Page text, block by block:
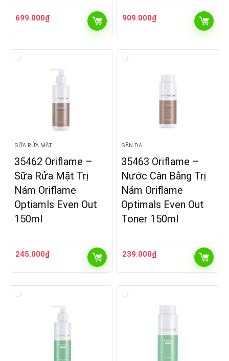
699.000₫ 909.000₫
SỮA RỬA MẶT
35462 Oriflame –
Sữa Rửa Mặt Trị
Nám Oriflame
Optiamls Even Out
150ml
245.000₫
SĂN DA
35463 Oriflame –
Nước Cân Bằng Trị
Nám Oriflame
Optimals Even Out
Toner 150ml
239.000₫